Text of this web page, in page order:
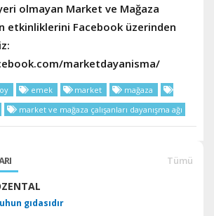
olmayan Market ve Mağaza
etkinliklerini Facebook üzerinden
marketdayanisma/
emek market
mağaza
market ve mağaza çalışanları dayanışma ağı
Tümü
gıdasıdır